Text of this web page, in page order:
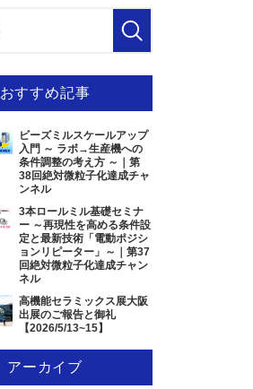
おすすめ記事
ビーズミルスケールアップ
入門 ～ ラボ→生産機への
条件調整の考え方 ～｜第
38回絶対微粒子化達成チャ
ンネル
3本ロールミル基礎セミナ
ー ～再現性を高める条件設
定と最新技術「電動ポジシ
ョンリピーター」～｜第37
回絶対微粒子化達成チャン
ネル
高機能セラミックス展大阪
出展のご報告と御礼
【2026/5/13~15】
アーカイブ